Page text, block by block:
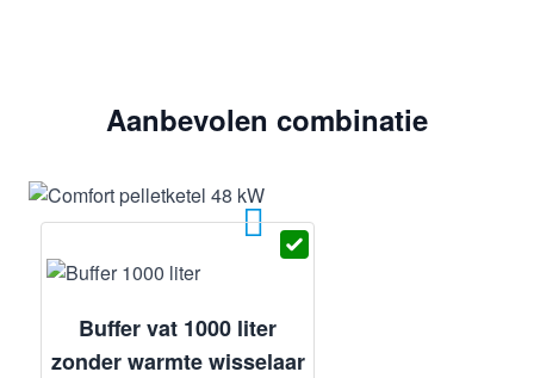
Aanbevolen combinatie
Buffer vat 1000 liter
zonder warmte wisselaar